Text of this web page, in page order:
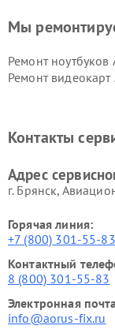
Мы
Ремонт ноутбуков
Ремонт видеокарт
Контакты
Адрес
г. Брянск,
Горячая линия:
+7 (800) 301-55-83
Контактный
8 (800) 301-55-83
Электронная
info@aorus-fix.ru